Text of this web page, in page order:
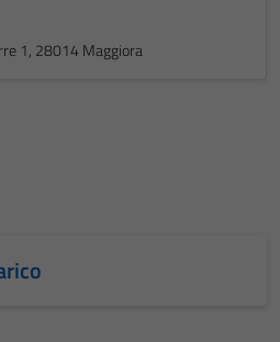
1, 28014 Maggiora